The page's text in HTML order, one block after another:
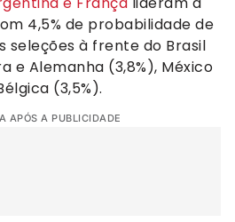
4,5% de probabilidade de
seleções à frente do Brasil
e Alemanha (3,8%), México
(3,5%).
APÓS A PUBLICIDADE